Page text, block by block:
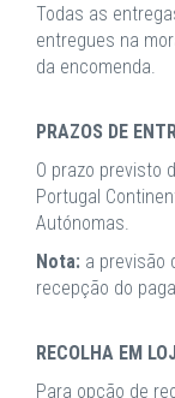
Todas as
entregues na
da encomenda.
PRAZOS DE
O prazo previsto
Portugal
Autónomas.
Nota: a previsão
recepção do
RECOLHA EM
Para opção de